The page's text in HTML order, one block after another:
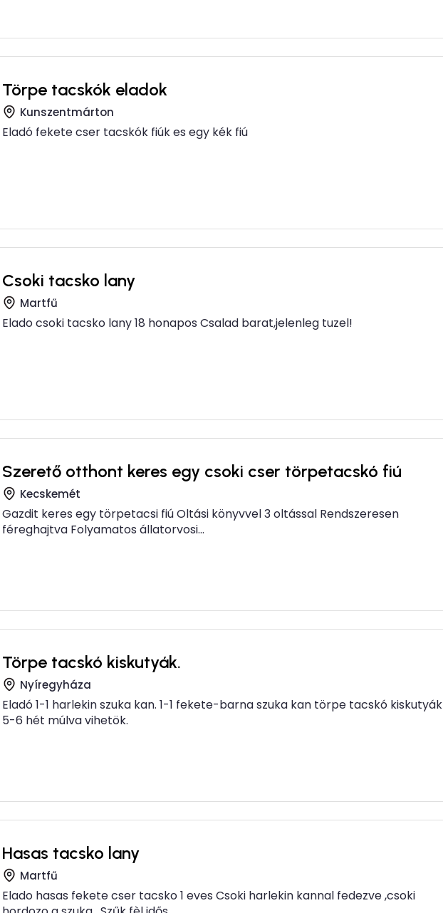
Törpe tacskók eladok
Kunszentmárton
Eladó fekete cser tacskók fiúk es egy kék fiú
Csoki tacsko lany
Martfű
Elado csoki tacsko lany 18 honapos Csalad barat,jelenleg tuzel!
Szerető otthont keres egy csoki cser törpetacskó fiú
Kecskemét
Gazdit keres egy törpetacsi fiú Oltási könyvvel 3 oltással Rendszeresen
féreghajtva Folyamatos állatorvosi...
Törpe tacskó kiskutyák.
Nyíregyháza
Eladó 1-1 harlekin szuka kan. 1-1 fekete-barna szuka kan törpe tacskó kiskutyák
5-6 hét múlva vihetök.
Hasas tacsko lany
Martfű
Elado hasas fekete cser tacsko 1 eves Csoki harlekin kannal fedezve ,csoki